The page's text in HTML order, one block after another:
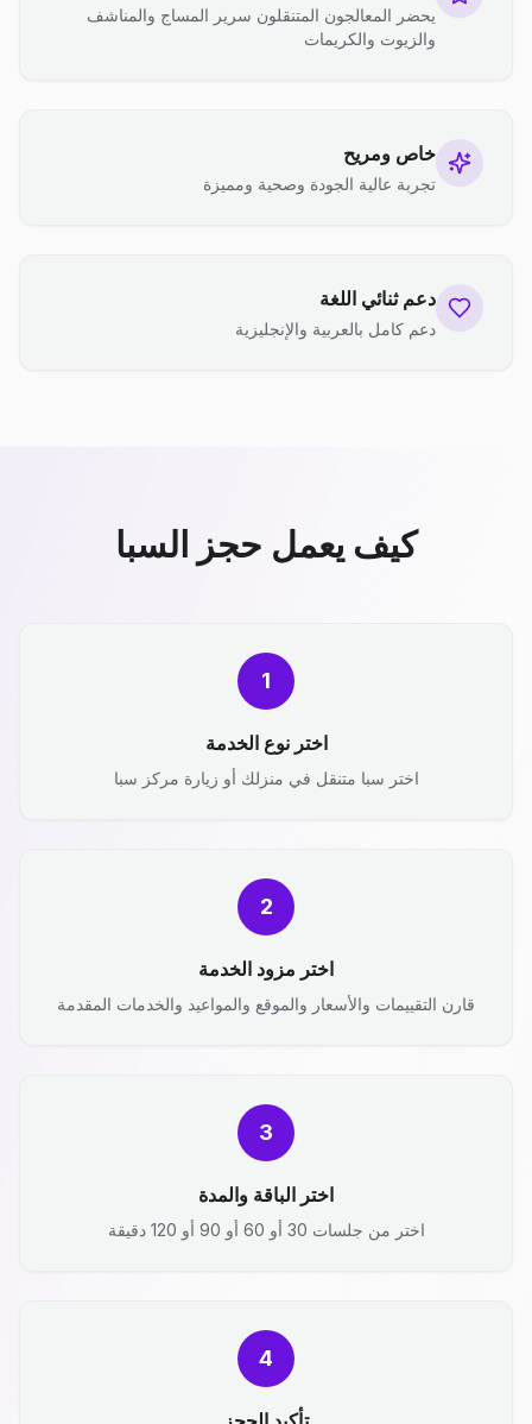
يحضر المعالجون المتنقلون سرير المساج والمناشف
والزيوت والكريمات
خاص ومريح
تجربة عالية الجودة وصحية ومميزة
دعم ثنائي اللغة
دعم كامل بالعربية والإنجليزية
كيف يعمل حجز السبا
1
اختر نوع الخدمة
اختر سبا متنقل في منزلك أو زيارة مركز سبا
2
اختر مزود الخدمة
قارن التقييمات والأسعار والموقع والمواعيد والخدمات المقدمة
3
اختر الباقة والمدة
اختر من جلسات 30 أو 60 أو 90 أو 120 دقيقة
4